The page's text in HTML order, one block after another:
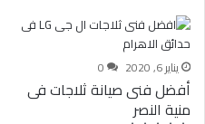
يناير 6, 2020 0
أفضل فنى صيانة ثلاجات فى
منية النصر